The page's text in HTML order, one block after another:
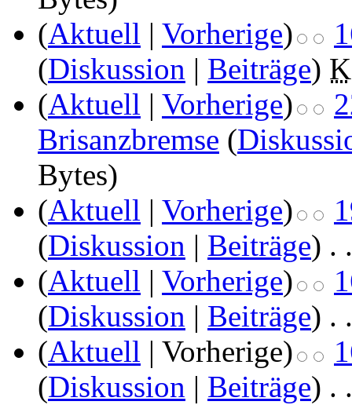
(Aktuell | Vorherige)
(Diskussion | Beiträge) K
(Aktuell | Vorherige)
Brisanzbremse (
Bytes)
(Aktuell | Vorherige)
(Diskussion | Beiträge) . .
(Aktuell | Vorherige)
(Diskussion | Beiträge) . .
(Aktuell | Vorherige)
(Diskussion | Beiträge) . .